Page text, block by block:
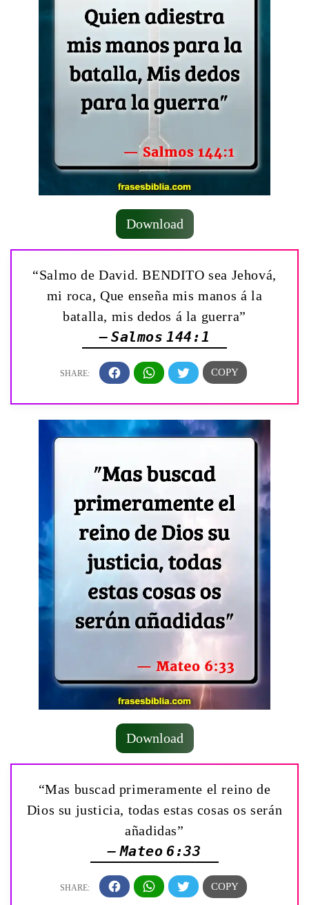
Download
“Salmo de David. BENDITO sea Jehová,
mi roca, Que enseña mis manos á la
batalla, mis dedos á la guerra”
— Salmos 144:1
Download
“Mas buscad primeramente el reino de
Dios su justicia, todas estas cosas os serán
añadidas”
— Mateo 6:33